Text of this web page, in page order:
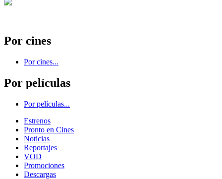
Por cines
Por cines...
Por películas
Por películas...
Estrenos
Pronto en Cines
Noticias
Reportajes
VOD
Promociones
Descargas